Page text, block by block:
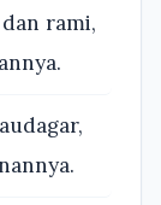
rami,